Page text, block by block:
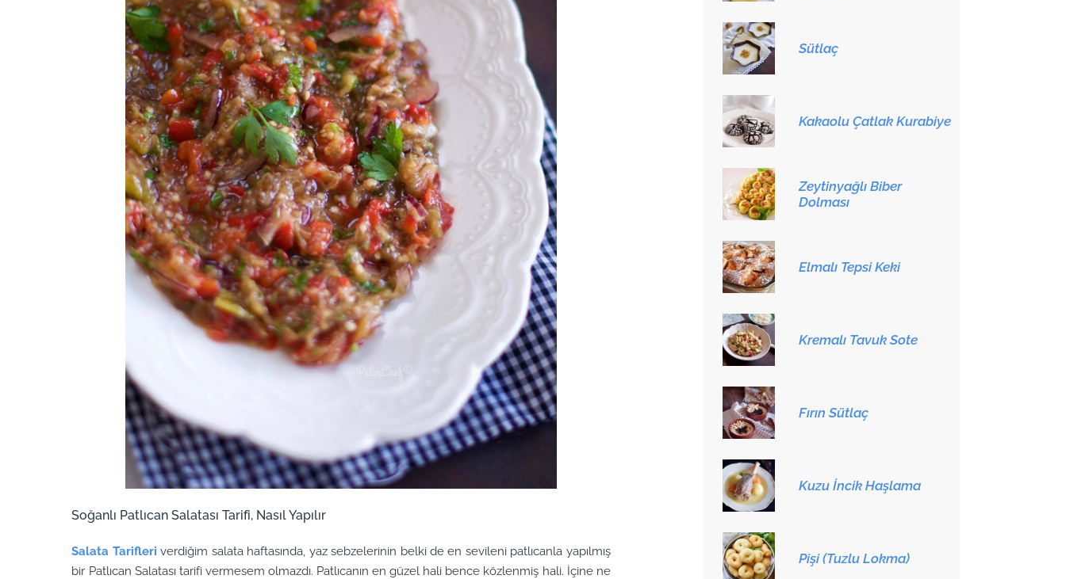
Soğanlı Patlıcan Salatası Tarifi, Nasıl Yapılır
Salata Tarifleri verdiğim salata haftasında, yaz sebzelerinin belki de en sevileni patlıcanla yapılmış
bir Patlıcan Salatası tarifi vermesem olmazdı. Patlıcanın en güzel hali bence közlenmiş hali. İçine ne
Sütlaç
Kakaolu Çatlak Kurabiye
Zeytinyağlı Biber
Dolması
Elmalı Tepsi Keki
Kremalı Tavuk Sote
Fırın Sütlaç
Kuzu İncik Haşlama
Pişi (Tuzlu Lokma)